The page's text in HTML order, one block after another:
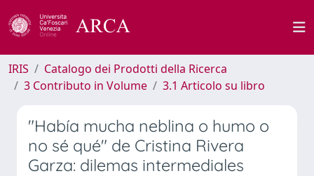
IRIS
Catalogo dei Prodotti della Ricerca
3 Contributo in Volume
3.1 Articolo su libro
"Había mucha neblina o humo o
no sé qué" de Cristina Rivera
Garza: dilemas intermediales